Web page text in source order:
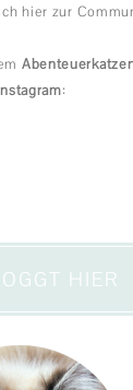
hier zur
:
HIER